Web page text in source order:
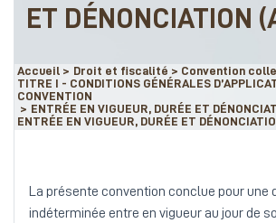
ET DÉNONCIATION
Accueil > Droit et fiscalité > Convention
TITRE I - CONDITIONS GÉNÉRALES
CONVENTION
> ENTRÉE EN VIGUEUR, DURÉE ET
ENTRÉE EN VIGUEUR, DURÉE ET
La présente convention conclue pour une
indéterminée entre en vigueur au jour de